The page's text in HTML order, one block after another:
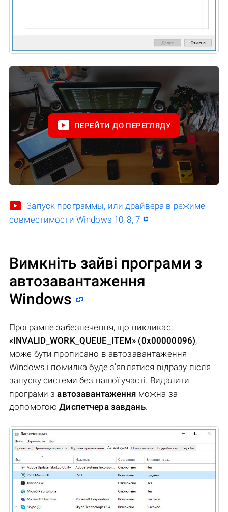
ПЕРЕЙТИ ДО ПЕРЕГЛЯДУ
Запуск программы, или драйвера в режиме
совместимости Windows 10, 8, 7
Вимкніть зайві програми з
автозавантаження
Windows
Програмне забезпечення, що викликає
«INVALID_WORK_QUEUE_ITEM» (0x00000096),
може бути прописано в автозавантаження
Windows і помилка буде з'являтися відразу після
запуску системи без вашої участі. Видалити
програми завтозавантаження можна за
допомогоюДиспетчера завдань.